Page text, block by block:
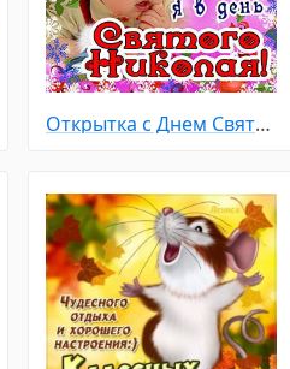
Открытка с Днем Святого Николая